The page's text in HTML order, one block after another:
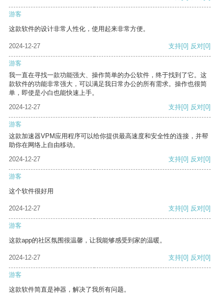
游客
这款软件的设计非常人性化，使用起来非常方便。
2024-12-27 支持[0] 反对[0]
游客
我一直在寻找一款功能强大、操作简单的办公软件，终于找到了它。这
款软件的功能非常强大，可以满足我日常办公的所有需求。操作也很简
单，即使是小白也能快速上手。
2024-12-27
支持[0] 反对[0]
游客
这款加速器VPM应用程序可以给你提供最高速度和安全性的连接，并帮
助你在网络上自由移动。
2024-12-27
支持[0] 反对[0]
游客
这个软件很好用
2024-12-27 支持[0] 反对[0]
游客
这款app的社区氛围很温馨，让我能够感受到家的温暖。
2024-12-27 支持[0] 反对[0]
游客
这款软件简直是神器，解决了我所有问题。